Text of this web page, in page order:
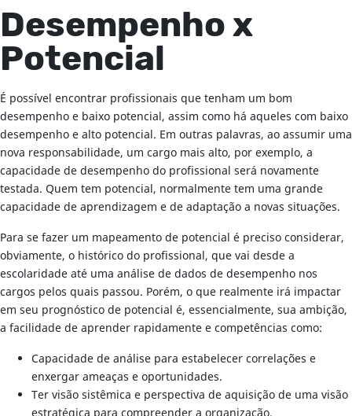
Desempenho x
Potencial
É possível encontrar profissionais que tenham um bom
desempenho e baixo potencial, assim como há aqueles com baixo
desempenho e alto potencial. Em outras palavras, ao assumir uma
nova responsabilidade, um cargo mais alto, por exemplo, a
capacidade de desempenho do profissional será novamente
testada. Quem tem potencial, normalmente tem uma grande
capacidade de aprendizagem e de adaptação a novas situações.
Para se fazer um mapeamento de potencial é preciso considerar,
obviamente, o histórico do profissional, que vai desde a
escolaridade até uma análise de dados de desempenho nos
cargos pelos quais passou. Porém, o que realmente irá impactar
em seu prognóstico de potencial é, essencialmente, sua ambição,
a facilidade de aprender rapidamente e competências como:
Capacidade de análise para estabelecer correlações e
enxergar ameaças e oportunidades.
Ter visão sistêmica e perspectiva de aquisição de uma visão